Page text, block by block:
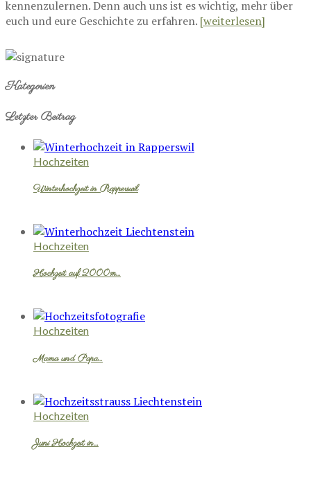
kennenzulernen. Denn auch uns ist es wichtig, mehr über
euch und eure Geschichte zu erfahren. [weiterlesen]
Kategorien
Letzter Beitrag
Hochzeiten
Winterhochzeit in Rapperswil
Hochzeiten
Hochzeit auf 2000m…
Hochzeiten
Mama und Papa…
Hochzeiten
Juni Hochzeit in…